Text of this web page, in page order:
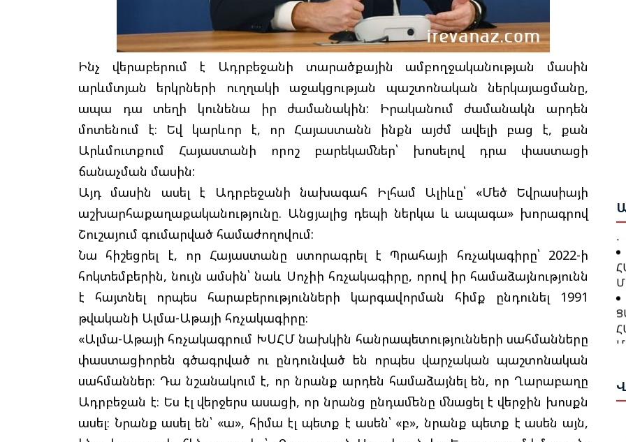
Ինչ վերաբերում է Ադրբեջանի տարածքային ամբողջականության մասին
արևմտյան երկրների ուղղակի աջակցության պաշտոնական ներկայացմանը,
ապա դա տեղի կունենա իր ժամանակին: Իրականում ժամանակն արդեն
մոտենում է։ Եվ կարևոր է, որ Հայաստանն ինքն այժմ ավելի բաց է, քան
Արևմուտքում Հայաստանի որոշ բարեկամներ՝ խոսելով դրա փաստացի
ճանաչման մասին:
Այդ մասին ասել է Ադրբեջանի նախագահ Իլհամ Ալիևը՝ «Մեծ Եվրասիայի
աշխարհաքաղաքականությունը. Անցյալից դեպի ներկա և ապագա» խորագրով
Շուշայում գումարված համաժողովում:
Նա հիշեցրել է, որ Հայաստանը ստորագրել է Պրահայի հռչակագիրը՝ 2022-ի
հոկտեմբերին, նույն ամսին՝ նաև Սոչիի հռչակագիրը, որով իր համաձայնությունն
է հայտնել որպես հարաբերությունների կարգավորման հիմք ընդունել 1991
թվականի Ալմա-Աթայի հռչակագիրը։
«Ալմա-Աթայի հռչակագրում ԽՍՀՄ նախկին հանրապետությունների սահմանները
փաստացիորեն գծագրված ու ընդունված են որպես վարչական պաշտոնական
սահմաններ։ Դա նշանակում է, որ նրանք արդեն համաձայնել են, որ Ղարաբաղը
Ադրբեջան է։ Ես էլ վերջերս ասացի, որ նրանց ընդամենը մնացել է վերջին խոսքն
ասել։ Նրանք ասել են՝ «ա», հիմա էլ պետք է ասեն՝ «բ», նրանք պետք է ասեն այն,